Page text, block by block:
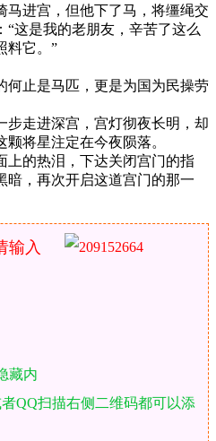
马进宫，但他下了马，将缰绳交
这是我的老朋友，辛苦了这么
料它。”
何止是马匹，更是为国为民操劳
步走进深宫，宫灯彻夜长明，却
将星注定在今夜陨落。
上的热泪，下达关闭宫门的指
暗，再次开启这道宫门的那一
输入
藏内
者QQ扫描右侧二维码都可以添